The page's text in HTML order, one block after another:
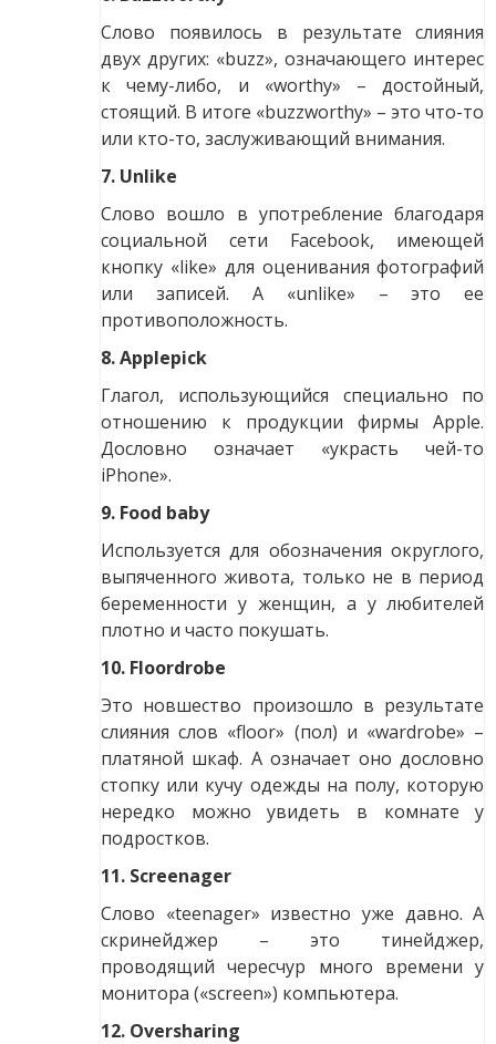
Слово появилось в результате слияния
двух других: «buzz», означающего интерес
к чему-либо, и «worthy» – достойный,
стоящий. В итоге «buzzworthy» – это что-то
или кто-то, заслуживающий внимания.
7. Unlike
Слово вошло в употребление благодаря
социальной сети Facebook, имеющей
кнопку «like» для оценивания фотографий
или записей. А «unlike» – это ее
противоположность.
8. Applepick
Глагол, использующийся специально по
отношению к продукции фирмы Apple.
Дословно означает «украсть чей-то
iPhone».
9. Food baby
Используется для обозначения округлого,
выпяченного живота, только не в период
беременности у женщин, а у любителей
плотно и часто покушать.
10. Floordrobe
Это новшество произошло в результате
слияния слов «floor» (пол) и «wardrobe» –
платяной шкаф. А означает оно дословно
стопку или кучу одежды на полу, которую
нередко можно увидеть в комнате у
подростков.
11. Screenager
Слово «teenager» известно уже давно. А
скринейджер – это тинейджер,
проводящий чересчур много времени у
монитора («screen») компьютера.
12. Oversharing